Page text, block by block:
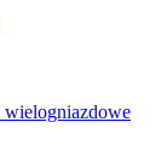
wielogniazdowe